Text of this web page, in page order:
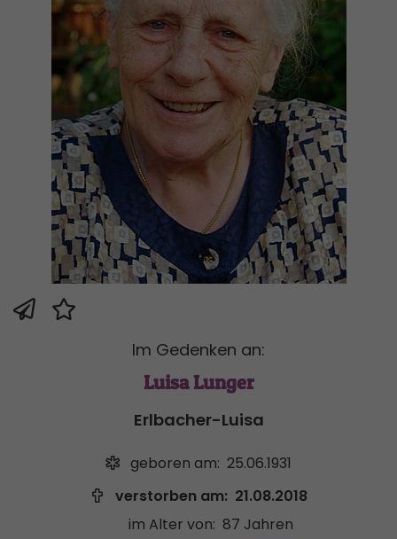
Im Gedenken an:
Luisa Lunger
Erlbacher-Luisa
geboren am: 25.06.1931
verstorben am: 21.08.2018
im Alter von: 87 Jahren